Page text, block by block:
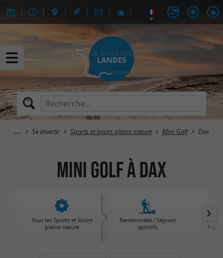
Se divertir Sports et loisirs pleine nature Mini Golf Dax
Mini Golf à Dax
Tous les Sports et loisirs
pleine nature
Randonnées / Séjours
sportifs
Parcs